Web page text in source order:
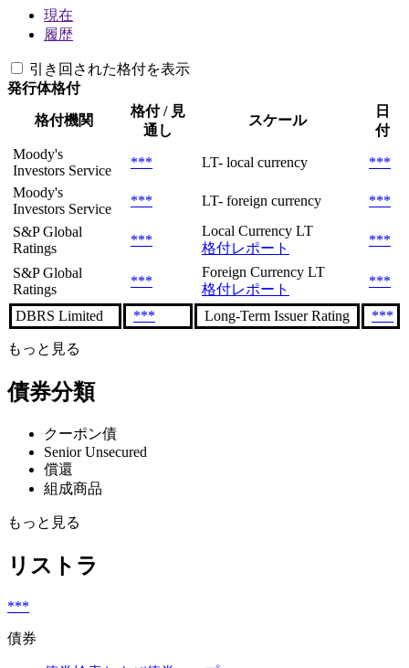
現在
履歴
引き回された格付を表示
発行体格付
格付機関
格付 / 見
通し
スケール
日
付
Moody's
Investors Service
*** LT- local currency
***
Moody's
Investors Service
*** LT- foreign currency
***
S&P Global
Ratings
***
Local Currency LT
格付レポート
***
S&P Global
Ratings
***
Foreign Currency LT
格付レポート
***
DBRS Limited *** Long-Term Issuer Rating ***
もっと見る
債券分類
クーポン債
Senior Unsecured
償還
組成商品
もっと見る
リストラ
***
債券